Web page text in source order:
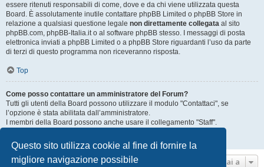
Questo sito utilizza cookie al fine di fornire la
migliore navigazione possibile
essere ritenuti responsabili di come, dove e da chi viene utilizzata questa
Board. È assolutamente inutile contattare phpBB Limited o phpBB Store in
relazione a qualsiasi questione legale non direttamente collegata al sito
phpBB.com, phpBB-Italia.it o al software phpBB stesso. I messaggi di posta
elettronica inviati a phpBB Limited o a phpBB Store riguardanti l’uso da parte
di terzi di questo programma non riceveranno risposta.
Top
Come posso contattare un amministratore del Forum?
Tutti gli utenti della Board possono utilizzare il modulo "Contattaci", se
l’opzione è stata abilitata dall’amministratore.
I membri della Board possono anche usare il collegamento "Staff".
Top
Vai a